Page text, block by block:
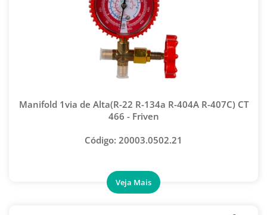
Manifold 1via de Alta(R-22 R-134a R-404A R-407C) CT
466 - Friven
Código: 20003.0502.21